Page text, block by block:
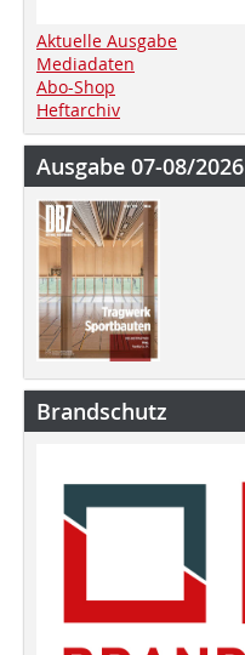
Aktuelle Ausgabe
Mediadaten
Abo-Shop
Heftarchiv
Ausgabe 07-08/2026
Brandschutz